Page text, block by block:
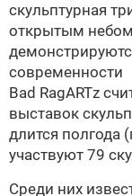
скульптурная
открытым небом
современности
Bad RagARTz
выставок
длится полгода
участвуют 79
Среди них